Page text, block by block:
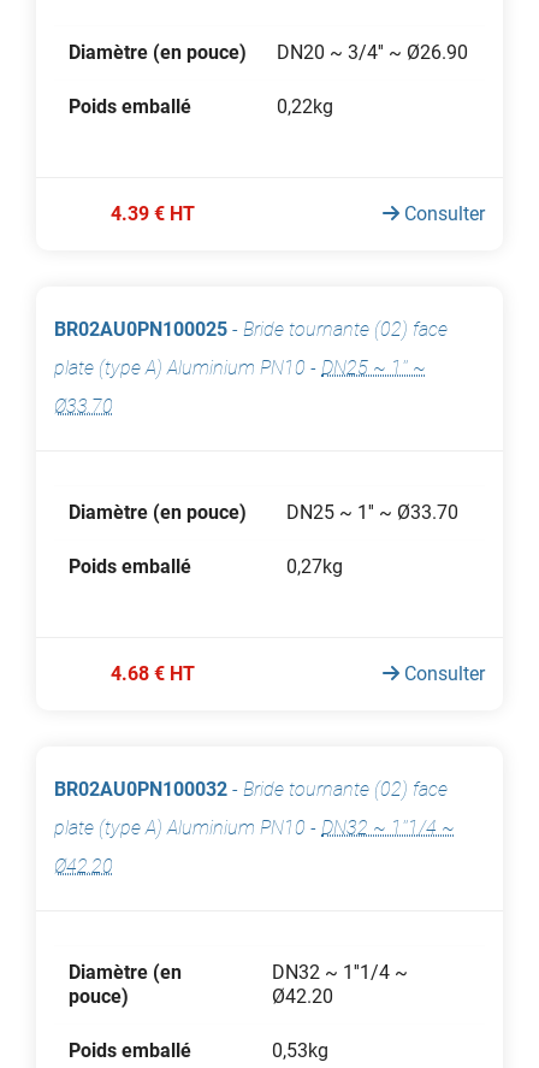
Diamètre (en pouce) DN20 ~ 3/4'' ~ Ø26.90
Poids emballé 0,22kg
4.39 € HT Consulter
BR02AU0PN100025 - Bride tournante (02) face
plate (type A) Aluminium PN10 - DN25 ~ 1'' ~
Ø33.70
Diamètre (en pouce) DN25 ~ 1'' ~ Ø33.70
Poids emballé 0,27kg
4.68 € HT Consulter
BR02AU0PN100032 - Bride tournante (02) face
plate (type A) Aluminium PN10 - DN32 ~ 1''1/4 ~
Ø42.20
Diamètre (en
pouce)
DN32 ~ 1''1/4 ~
Ø42.20
Poids emballé 0,53kg